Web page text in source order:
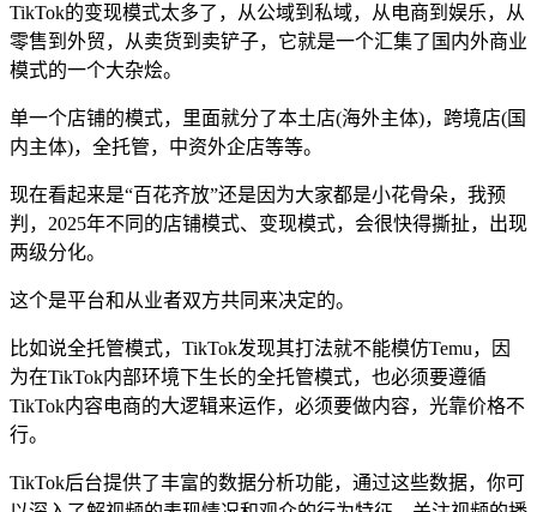
TikTok的变现模式太多了，从公域到私域，从电商到娱乐，从
零售到外贸，从卖货到卖铲子，它就是一个汇集了国内外商业
模式的一个大杂烩。
单一个店铺的模式，里面就分了本土店(海外主体)，跨境店(国
内主体)，全托管，中资外企店等等。
现在看起来是“百花齐放”还是因为大家都是小花骨朵，我预
判，2025年不同的店铺模式、变现模式，会很快得撕扯，出现
两级分化。
这个是平台和从业者双方共同来决定的。
比如说全托管模式，TikTok发现其打法就不能模仿Temu，因
为在TikTok内部环境下生长的全托管模式，也必须要遵循
TikTok内容电商的大逻辑来运作，必须要做内容，光靠价格不
行。
TikTok后台提供了丰富的数据分析功能，通过这些数据，你可